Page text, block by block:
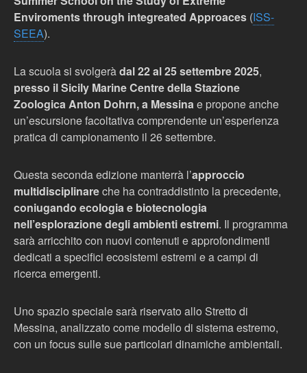
Enviroments through integreated Approaces (ISS-
SEEA).
La scuola si svolgeràdal 22 al 25 settembre 2025,
presso il Sicily Marine Centre della Stazione
Zoologica Anton Dohrn, a Messinae propone anche
un’escursione facoltativa comprendente un’esperienza
pratica di campionamento il 26 settembre.
Questa seconda edizione manterrà l’approccio
multidisciplinareche ha contraddistinto la precedente,
coniugando ecologia e biotecnologia
nell’esplorazione degli ambienti estremi. Il programma
sarà arricchito con nuovi contenuti e approfondimenti
dedicati a specifici ecosistemi estremi e a campi di
ricerca emergenti.
Uno spazio speciale sarà riservato allo Stretto di
Messina, analizzato come modello di sistema estremo,
con un focus sulle sue particolari dinamiche ambientali.